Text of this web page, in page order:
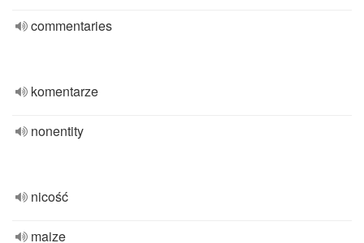
commentaries
komentarze
nonentity
nicość
maize